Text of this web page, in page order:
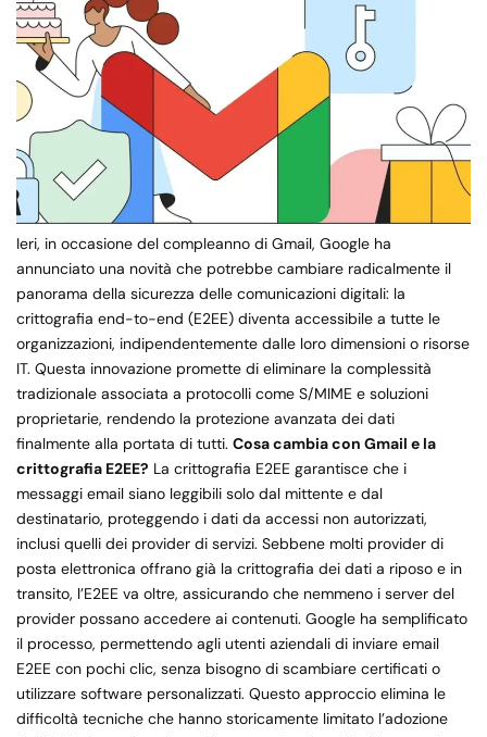
Ieri, in occasione del compleanno di Gmail, Google ha
annunciato una novità che potrebbe cambiare radicalmente il
panorama della sicurezza delle comunicazioni digitali: la
crittografia end-to-end (E2EE) diventa accessibile a tutte le
organizzazioni, indipendentemente dalle loro dimensioni o risorse
IT. Questa innovazione promette di eliminare la complessità
tradizionale associata a protocolli come S/MIME e soluzioni
proprietarie, rendendo la protezione avanzata dei dati
finalmente alla portata di tutti. Cosa cambia con Gmail e la
crittografia E2EE? La crittografia E2EE garantisce che i
messaggi email siano leggibili solo dal mittente e dal
destinatario, proteggendo i dati da accessi non autorizzati,
inclusi quelli dei provider di servizi. Sebbene molti provider di
posta elettronica offrano già la crittografia dei dati a riposo e in
transito, l’E2EE va oltre, assicurando che nemmeno i server del
provider possano accedere ai contenuti. Google ha semplificato
il processo, permettendo agli utenti aziendali di inviare email
E2EE con pochi clic, senza bisogno di scambiare certificati o
utilizzare software personalizzati. Questo approccio elimina le
difficoltà tecniche che hanno storicamente limitato l’adozione